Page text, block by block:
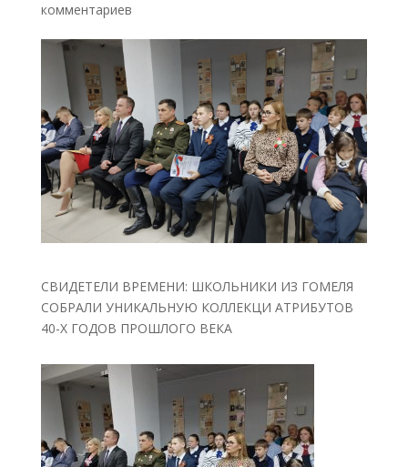
комментариев
СВИДЕТЕЛИ ВРЕМЕНИ: ШКОЛЬНИКИ ИЗ ГОМЕЛЯ
СОБРАЛИ УНИКАЛЬНУЮ КОЛЛЕКЦИ АТРИБУТОВ
40-Х ГОДОВ ПРОШЛОГО ВЕКА